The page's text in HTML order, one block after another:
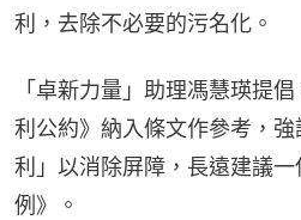
利，去除不必要的污名化。
「卓新力量」助理馮慧瑛提
利公約》納入條文作參考，
利」以消除屏障，長遠建議
例》。